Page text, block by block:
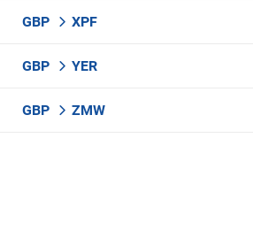
GBP XPF
GBP YER
GBP ZMW